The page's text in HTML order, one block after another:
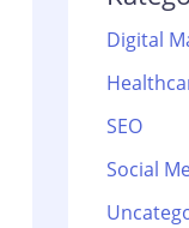
Digital
SEO
Social